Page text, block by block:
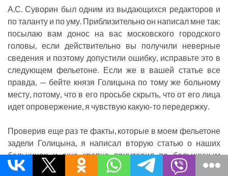
А.С. Суворин был одним из выдающихся редакторов и
по таланту и по уму. Приблизительно он написал мне так:
посылаю вам донос на вас московского городского
головы, если действительно вы получили неверные
сведения и поэтому допустили ошибку, исправьте это в
следующем фельетоне. Если же в вашей статье все
правда, — бейте князя Голицына по тому же больному
месту, потому, что в его просьбе скрыть, что от его лица
идет опровержение, я чувствую какую-то передержку.
Проверив еще раз те факты, которые в моем фельетоне
задели Голицына, я написал вторую статью о наших
больницах и еще крепче приударил по больничным
минусам.